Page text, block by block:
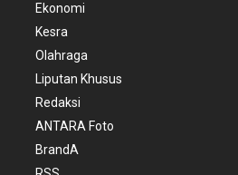
Ekonomi
Kesra
Olahraga
Liputan Khusus
Redaksi
ANTARA Foto
BrandA